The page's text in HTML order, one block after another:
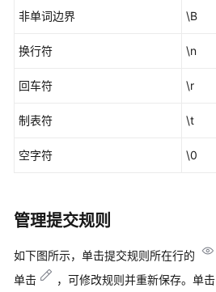
的
键
作
最
实
API
考
非单词边界 \B
换行符 \n
回车符 \r
制表符 \t
空字符 \0
管理提交规则
如下图所示，单击提交规则所在行的
单击
，可修改规则并重新保存。单击